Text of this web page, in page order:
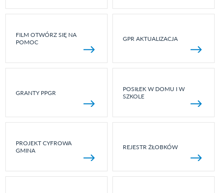
FILM OTWÓRZ SIĘ NA
POMOC
GPR AKTUALIZACJA
GRANTY PPGR
POSIŁEK W DOMU I W
SZKOLE
PROJEKT CYFROWA
GMINA
REJESTR ŻŁOBKÓW